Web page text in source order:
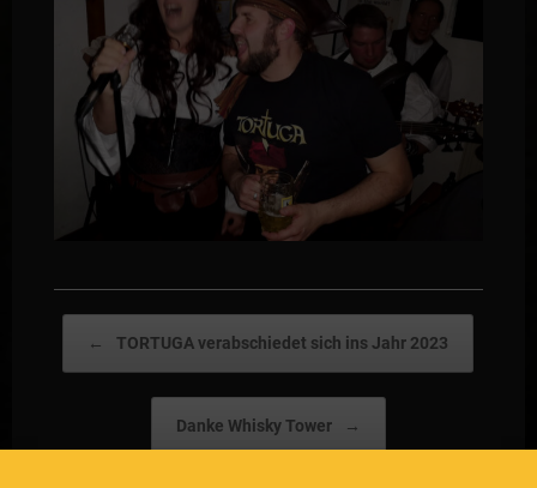
← TORTUGA verabschiedet sich ins Jahr 2023
Danke Whisky Tower →